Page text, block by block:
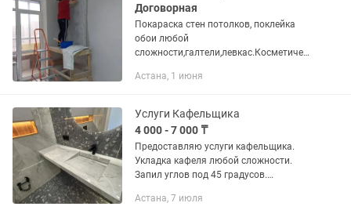
Договорная
Покараска стен потолков, поклейка
обои любой
сложности,галтели,левкас.Косметическ
работы.. Все работы выполняю
договорная! Стаж работы...
Астана, 1 июня
Услуги Кафельщика
4 000 - 7 000 ₸
Предоставляю услуги кафельщика.
Укладка кафеля любой сложности.
Запил углов под 45 градусов.
дизайнами с установкой сантехники а
Астана, 7 июля